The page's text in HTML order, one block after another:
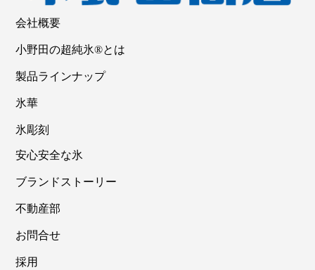
会社概要
小野田の超純氷®とは
製品ラインナップ
氷華
氷彫刻
安心安全な氷
ブランドストーリー
不動産部
お問合せ
採用